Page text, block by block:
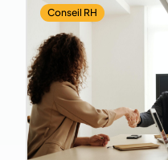
Conseil RH